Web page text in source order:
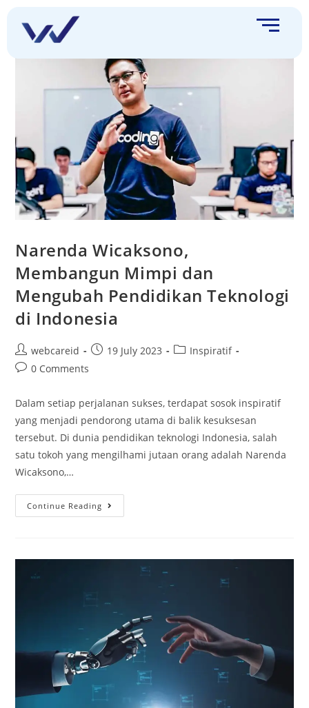
Narenda Wicaksono,
Membangun Mimpi dan
Mengubah Pendidikan Teknologi
di Indonesia
webcareid 19 July 2023
Inspiratif
0 Comments
Dalam setiap perjalanan sukses, terdapat sosok inspiratif
yang menjadi pendorong utama di balik kesuksesan
tersebut. Di dunia pendidikan teknologi Indonesia, salah
satu tokoh yang mengilhami jutaan orang adalah Narenda
Wicaksono,…
Continue Reading